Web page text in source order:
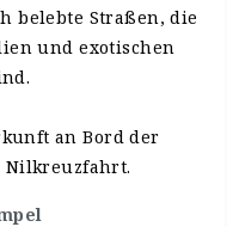
belebte Straßen, die
und exotischen
an Bord der
Nilkreuzfahrt.